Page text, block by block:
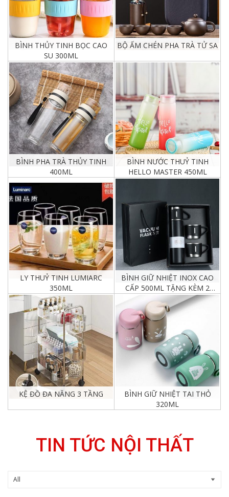
BÌNH THỦY TINH BỌC CAO
SU 300ML
Chi tiết
BỘ ẤM CHÉN PHA TRÀ TỬ SA
Chi tiết
BÌNH PHA TRÀ THỦY TINH
400ML
BÌNH NƯỚC THUỶ TINH
HELLO MASTER 450ML
LY THUỶ TINH LUMIARC
350ML
Chi tiết
BÌNH GIỮ NHIỆT INOX CAO
CẤP 500ML TẶNG KÈM 2
CỐC
Chi tiết
KỆ ĐỒ ĐA NĂNG 3 TẦNG
BÌNH GIỮ NHIỆT TAI THỎ
320ML
TIN TỨC NỘI THẤT